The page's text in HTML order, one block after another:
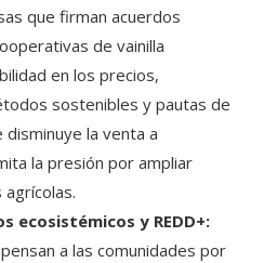
que firman acuerdos
de vainilla
en los precios,
sostenibles y pautas de
la venta a
la presión por ampliar
ecosistémicos y REDD+:
a las comunidades por